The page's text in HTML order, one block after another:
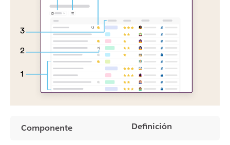
Componente Definición